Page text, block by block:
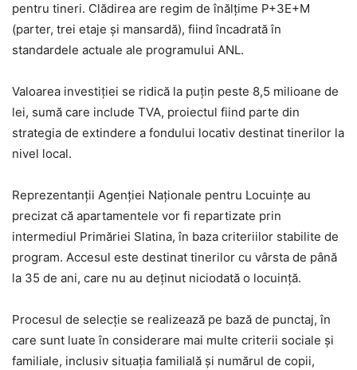
pentru tineri. Clădirea are regim de înălțime P+3E+M
(parter, trei etaje și mansardă), fiind încadrată în
standardele actuale ale programului ANL.
Valoarea investiției se ridică la puțin peste 8,5 milioane de
lei, sumă care include TVA, proiectul fiind parte din
strategia de extindere a fondului locativ destinat tinerilor la
nivel local.
Reprezentanții Agenției Naționale pentru Locuințe au
precizat că apartamentele vor fi repartizate prin
intermediul Primăriei Slatina, în baza criteriilor stabilite de
program. Accesul este destinat tinerilor cu vârsta de până
la 35 de ani, care nu au deținut niciodată o locuință.
Procesul de selecție se realizează pe bază de punctaj, în
care sunt luate în considerare mai multe criterii sociale și
familiale, inclusiv situația familială și numărul de copii,